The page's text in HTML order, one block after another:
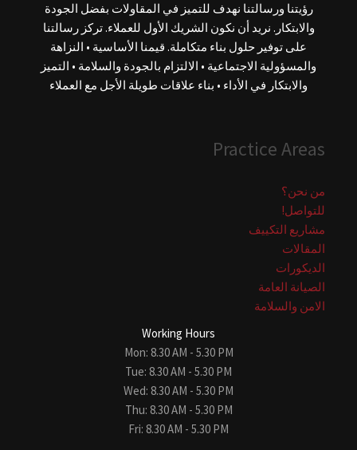
رؤيتنا ورسالتنا نهدف للتميز في المقاولات بفضل الجودة
والابتكار. نريد أن نكون الشريك الأول للعملاء. تركز رسالتنا
على توفير حلول بناء متكاملة. قيمنا الأساسية • النزاهة
والمسؤولية الاجتماعية • الالتزام بالجودة والسلامة • التميز
والابتكار في الأداء • بناء علاقات طويلة الأجل مع العملاء
Practice Areas
من نحن؟
للتواصل!
مشاريع التكييف
المقالات
الديكورات
الصيانة العامة
الامن والسلامة
Working Hours
Mon: 8.30 AM - 5.30 PM
Tue: 8.30 AM - 5.30 PM
Wed: 8.30 AM - 5.30 PM
Thu: 8.30 AM - 5.30 PM
Fri: 8.30 AM - 5.30 PM